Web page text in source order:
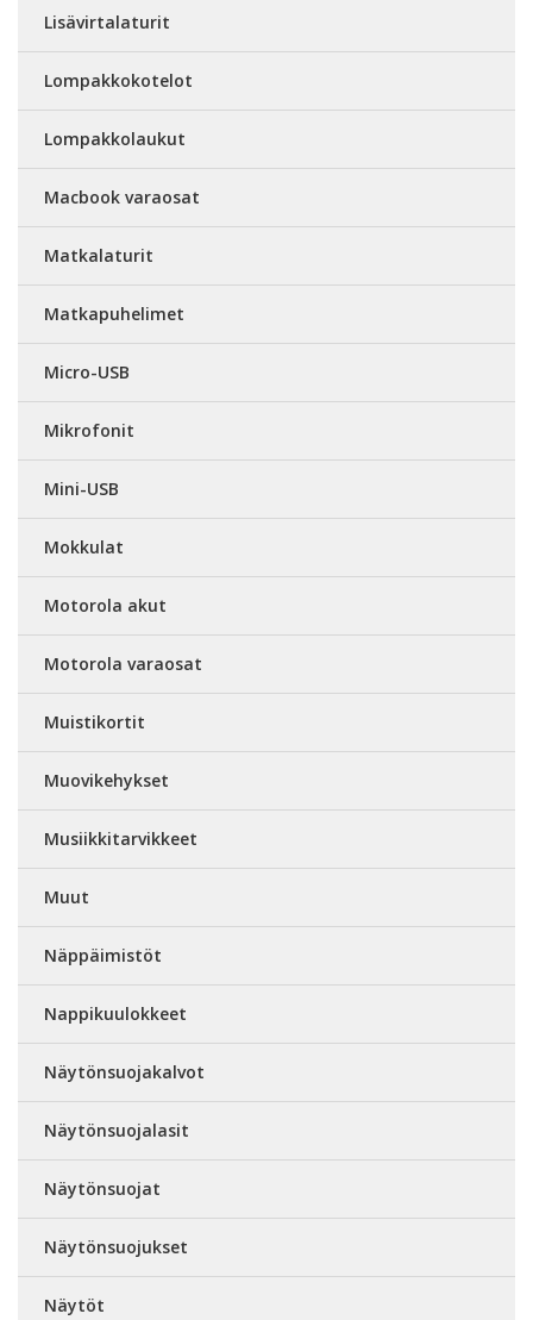
Lisävirtalaturit
Lompakkokotelot
Lompakkolaukut
Macbook varaosat
Matkalaturit
Matkapuhelimet
Micro-USB
Mikrofonit
Mini-USB
Mokkulat
Motorola akut
Motorola varaosat
Muistikortit
Muovikehykset
Musiikkitarvikkeet
Muut
Näppäimistöt
Nappikuulokkeet
Näytönsuojakalvot
Näytönsuojalasit
Näytönsuojat
Näytönsuojukset
Näytöt